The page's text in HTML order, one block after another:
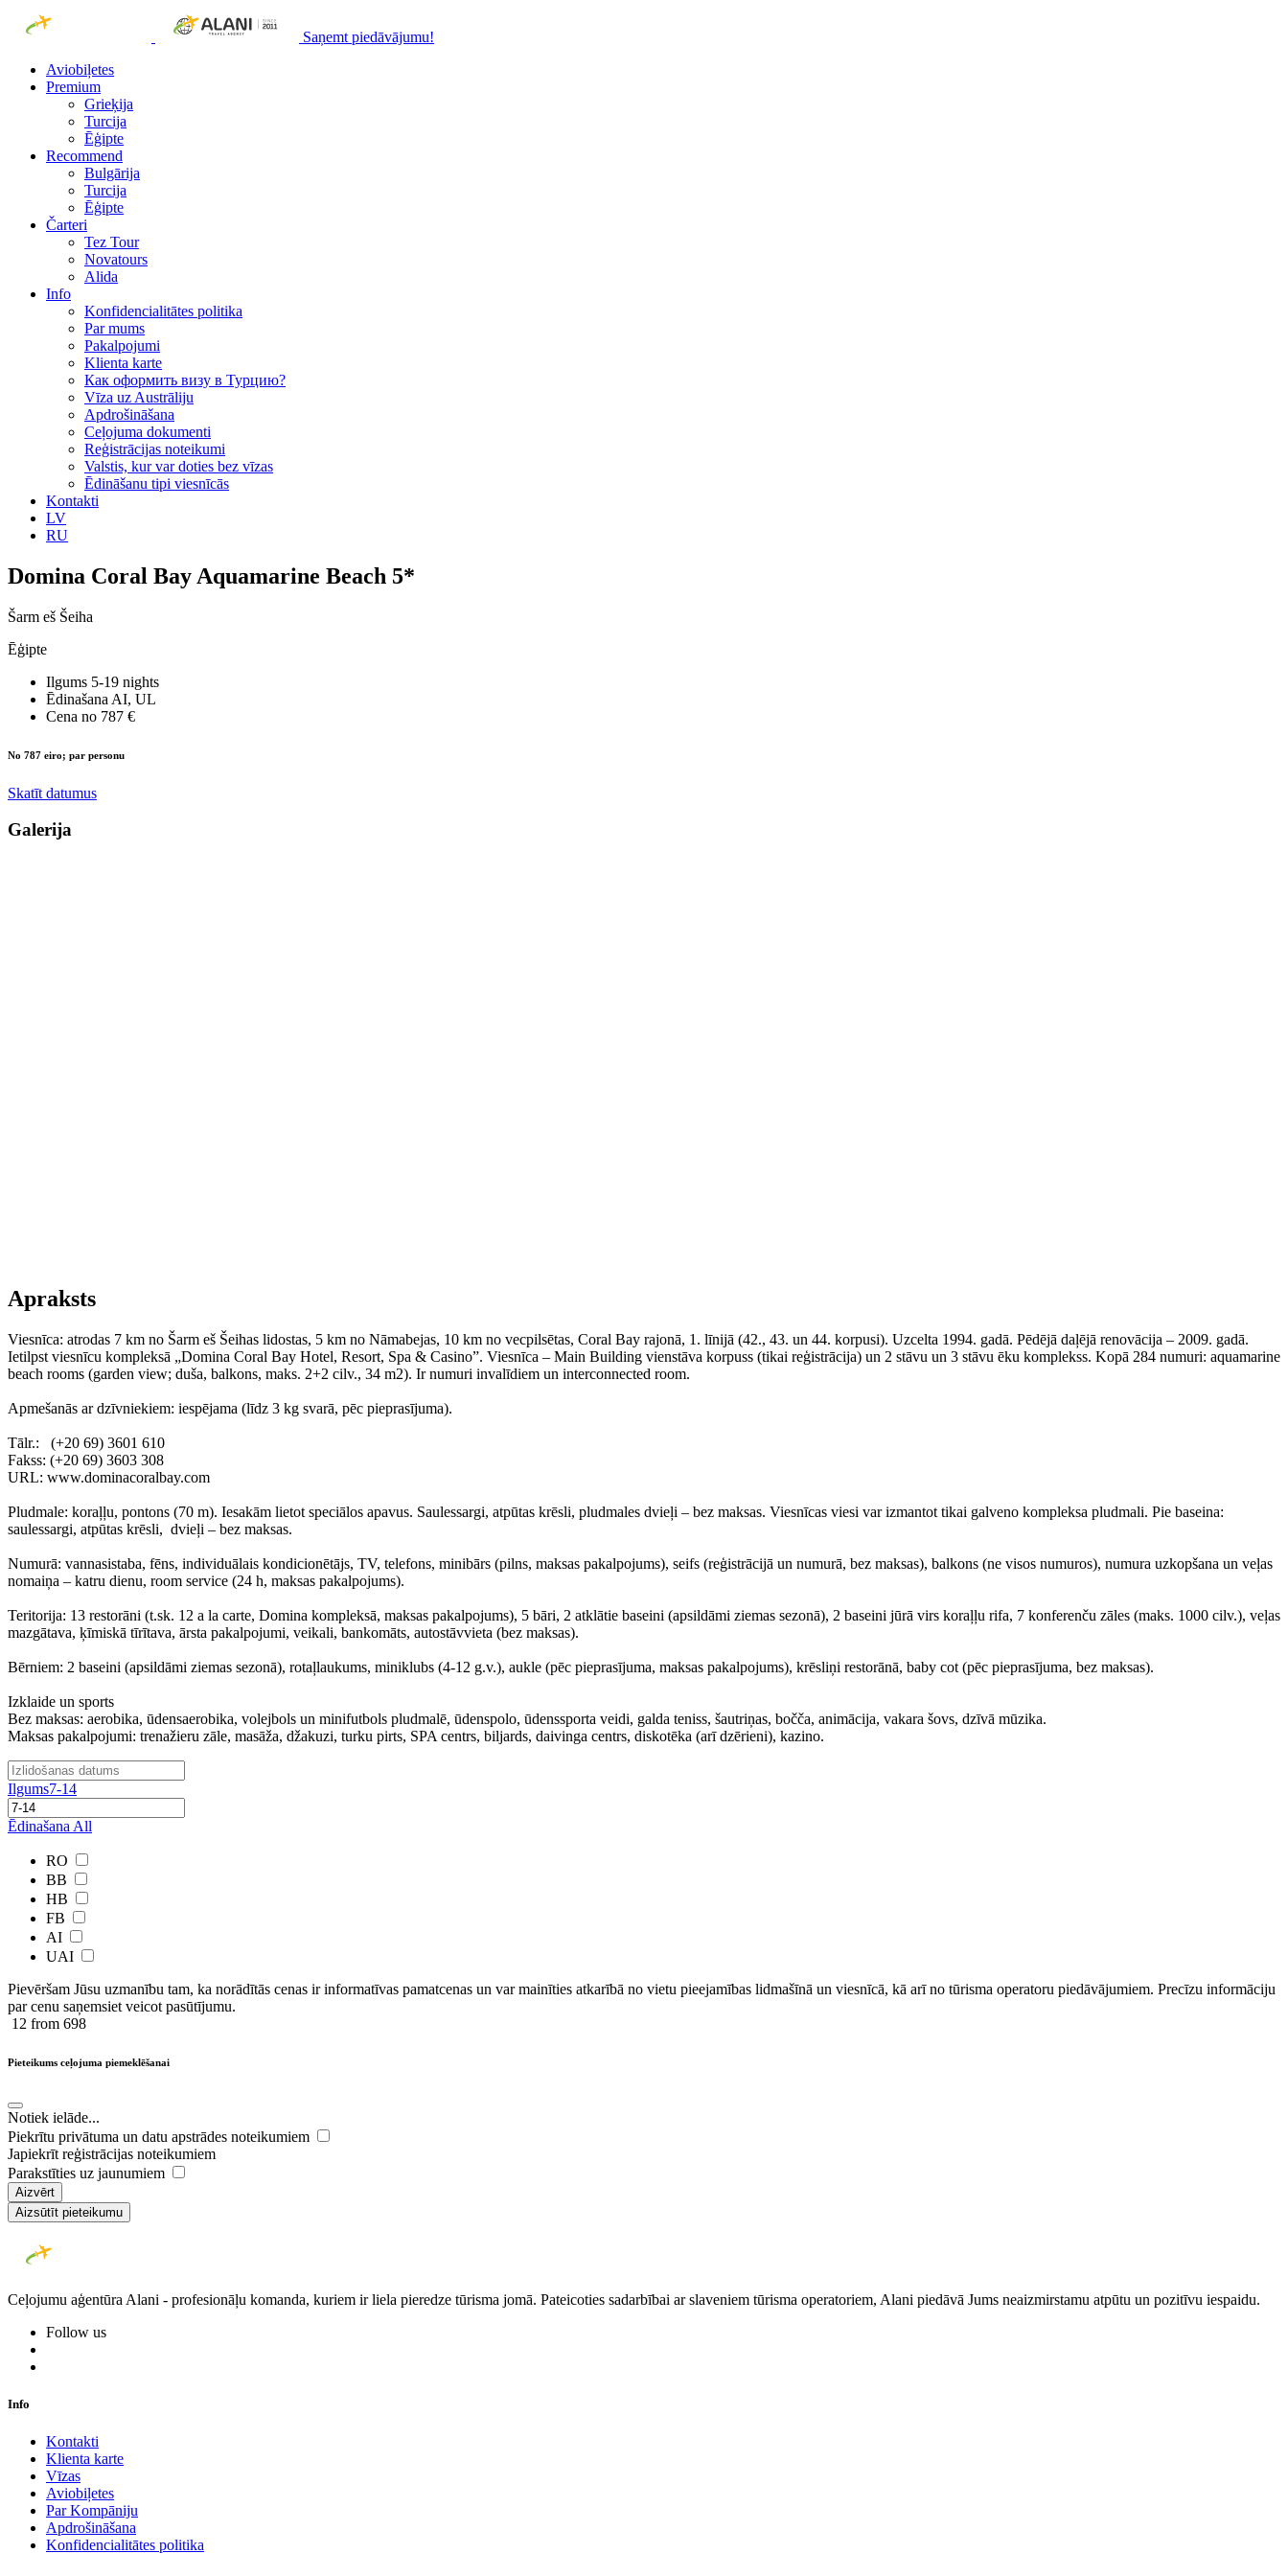
Saņemt piedāvājumu!
Aviobiļetes
Premium
Grieķija
Turcija
Ēģipte
Recommend
Bulgārija
Turcija
Ēģipte
Čarteri
Tez Tour
Novatours
Alida
Info
Konfidencialitātes politika
Par mums
Рakalpojumi
Klienta karte
Как оформить визу в Турцию?
Vīza uz Austrāliju
Apdrošināšana
Ceļojuma dokumenti
Reģistrācijas noteikumi
Valstis, kur var doties bez vīzas
Ēdināšanu tipi viesnīcās
Kontakti
LV
RU
Domina Coral Bay Aquamarine Beach 5*
Šarm eš Šeiha
Ēģipte
Ilgums 5-19 nights
Ēdinašana AI, UL
Cena no 787 €
No 787 eiro; par personu
Skatīt datumus
Galerija
Apraksts
Viesnīca: atrodas 7 km no Šarm eš Šeihas lidostas, 5 km no Nāmabejas, 10 km no vecpilsētas, Coral Bay rajonā, 1. līnijā (42., 43. un 44. korpusi). Uzcelta 1994. gadā. Pēdējā daļējā renovācija – 2009. gadā.
Ietilpst viesnīcu kompleksā „Domina Coral Bay Hotel, Resort, Spa & Casino”. Viesnīca – Main Building vienstāva korpuss (tikai reģistrācija) un 2 stāvu un 3 stāvu ēku komplekss. Kopā 284 numuri: aquamarine
beach rooms (garden view; duša, balkons, maks. 2+2 cilv., 34 m2). Ir numuri invalīdiem un interconnected room.
Apmešanās ar dzīvniekiem: iespējama (līdz 3 kg svarā, pēc pieprasījuma).
Tālr.: (+20 69) 3601 610
Fakss: (+20 69) 3603 308
URL: www.dominacoralbay.com
Pludmale: koraļļu, pontons (70 m). Iesakām lietot speciālos apavus. Saulessargi, atpūtas krēsli, pludmales dvieļi – bez maksas. Viesnīcas viesi var izmantot tikai galveno kompleksa pludmali. Pie baseina:
saulessargi, atpūtas krēsli, dvieļi – bez maksas.
Numurā: vannasistaba, fēns, individuālais kondicionētājs, TV, telefons, minibārs (pilns, maksas pakalpojums), seifs (reģistrācijā un numurā, bez maksas), balkons (ne visos numuros), numura uzkopšana un veļas
nomaiņa – katru dienu, room service (24 h, maksas pakalpojums).
Teritorija: 13 restorāni (t.sk. 12 a la carte, Domina kompleksā, maksas pakalpojums), 5 bāri, 2 atklātie baseini (apsildāmi ziemas sezonā), 2 baseini jūrā virs koraļļu rifa, 7 konferenču zāles (maks. 1000 cilv.), veļas
mazgātava, ķīmiskā tīrītava, ārsta pakalpojumi, veikali, bankomāts, autostāvvieta (bez maksas).
Bērniem: 2 baseini (apsildāmi ziemas sezonā), rotaļlaukums, miniklubs (4-12 g.v.), aukle (pēc pieprasījuma, maksas pakalpojums), krēsliņi restorānā, baby cot (pēc pieprasījuma, bez maksas).
Izklaide un sports
Bez maksas: aerobika, ūdensaerobika, volejbols un minifutbols pludmalē, ūdenspolo, ūdenssporta veidi, galda teniss, šautriņas, bočča, animācija, vakara šovs, dzīvā mūzika.
Maksas pakalpojumi: trenažieru zāle, masāža, džakuzi, turku pirts, SPA centrs, biljards, daivinga centrs, diskotēka (arī dzērieni), kazino.
Ilgums7-14
Ēdinašana All
RO
BB
HB
FB
AI
UAI
Pievēršam Jūsu uzmanību tam, ka norādītās cenas ir ​informatīvas ​pamatcenas un var mainīties atkarībā ​no ​vietu pieejamības lidmašīnā un viesnīcā, kā arī no tūrisma operatoru piedāvājumiem. Precīzu informāciju
par cenu saņemsiet veicot pasūtījumu.
12 from 698
Pieteikums ceļojuma piemeklēšanai
Notiek ielāde...
Piekrītu privātuma un datu apstrādes noteikumiem
Japiekrīt reģistrācijas noteikumiem
Parakstīties uz jaunumiem
Aizvērt
Aizsūtīt pieteikumu
Ceļojumu aģentūra Alani - profesionāļu komanda, kuriem ir liela pieredze tūrisma jomā. Pateicoties sadarbībai ar slaveniem tūrisma operatoriem, Alani piedāvā Jums neaizmirstamu atpūtu un pozitīvu iespaidu.
Follow us
Info
Kontakti
Klienta karte
Vīzas
Aviobiļetes
Par Kompāniju
Apdrošināšana
Konfidencialitātes politika